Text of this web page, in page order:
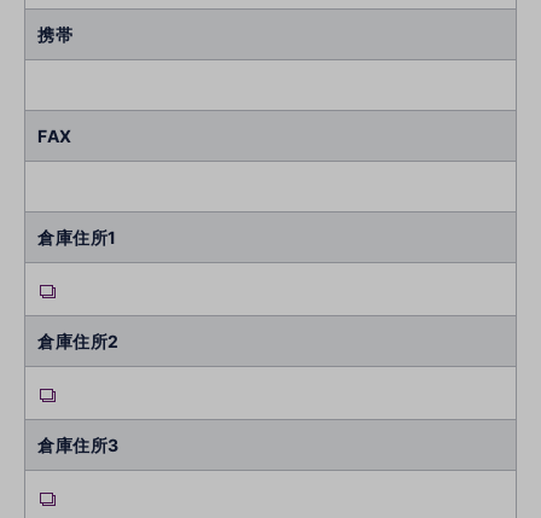
携帯
FAX
倉庫住所1
倉庫住所2
倉庫住所3